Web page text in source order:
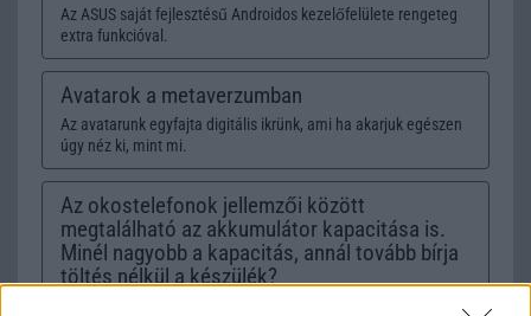
Az ASUS saját fejlesztésű Androidos kezelőfelülete rengeteg
extra funkcióval.
Avatarok a metaverzumban
Az avatarunk egyfajta digitális ikrünk, ami ha akarjuk egészen
úgy néz ki, mint mi.
Az okostelefonok jellemzői között
megtalálható az akkumulátor kapacitása is.
Minél nagyobb a kapacitás, annál tovább bírja
töltés nélkül a készülék?